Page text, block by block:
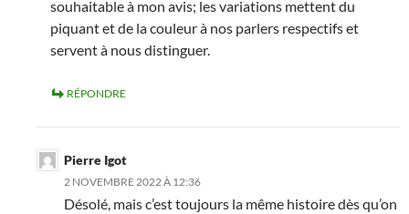
souhaitable à mon avis; les variations mettent du
piquant et de la couleur à nos parlers respectifs et
servent à nous distinguer.
RÉPONDRE
Pierre Igot
2 NOVEMBRE 2022 À 12:36
Désolé, mais c’est toujours la même histoire dès qu’on